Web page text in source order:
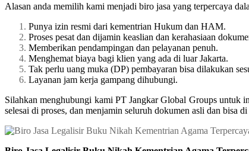
Alasan anda memilih kami menjadi biro jasa yang terpercaya
Punya izin resmi dari kementrian Hukum dan HAM.
Proses pesat dan dijamin keaslian dan kerahasiaan
Memberikan pendampingan dan pelayanan penuh.
Menghemat biaya bagi klien yang ada di luar Jakarta.
Tak perlu uang muka (DP) pembayaran bisa dilakukan
Layanan jam kerja gampang dihubungi.
Silahkan menghubungi kami PT Jangkar Global Groups untuk
selesai di proses, dan menjamin seluruh dokumen asli dan bisa